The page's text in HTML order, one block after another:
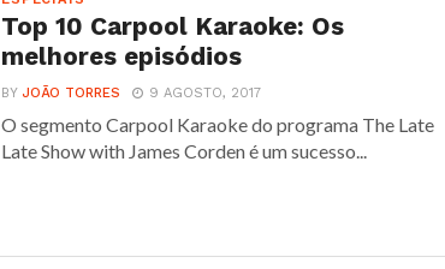
Top 10 Carpool Karaoke: Os
melhores episódios
BYJOÃO TORRES 9 AGOSTO, 2017
O segmento Carpool Karaoke do programa The Late
Late Show with James Corden é um sucesso...